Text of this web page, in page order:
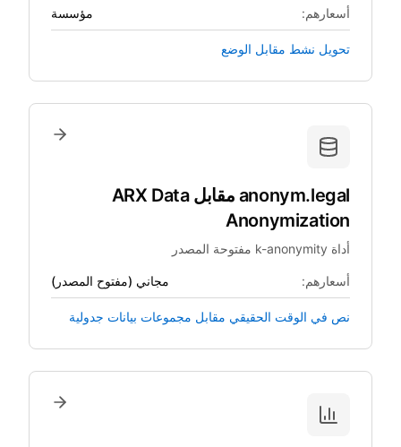
أسعارهم: مؤسسة
تحويل نشط مقابل الوضع
anonym.legal مقابل ARX Data
Anonymization
أداة k-anonymity مفتوحة المصدر
أسعارهم: مجاني (مفتوح المصدر)
نص في الوقت الحقيقي مقابل مجموعات بيانات جدولية